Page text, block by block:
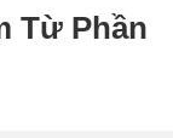
Từ Phần